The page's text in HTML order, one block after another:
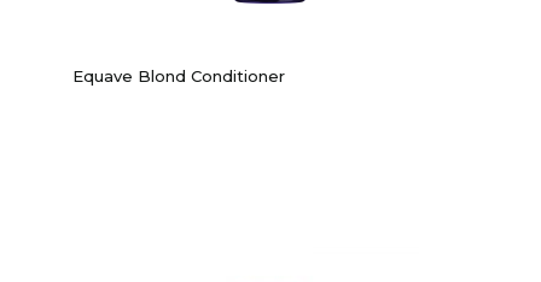
Equave Blond Conditioner